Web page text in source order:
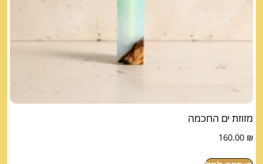
מזוזת ים החכמה
160.00 ₪